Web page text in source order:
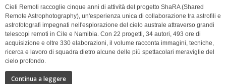
Cieli Remoti raccoglie cinque anni di attività del progetto ShaRA (Shared
Remote Astrophotography), un'esperienza unica di collaborazione tra astrofili e
astrofotografi impegnati nell'esplorazione del cielo australe attraverso grandi
telescopi remoti in Cile e Namibia. Con 22 progetti, 34 autori, 493 ore di
acquisizione e oltre 330 elaborazioni, il volume racconta immagini, tecniche,
ricerca e lavoro di squadra dietro alcune delle più spettacolari meraviglie del
cielo profondo.
Continua a leggere